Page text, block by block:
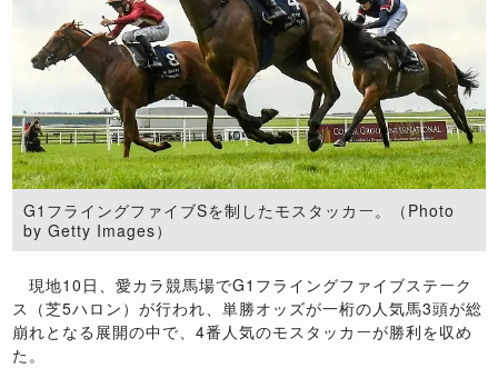
G1フライングファイブSを制したモスタッカー。（Photo
by Getty Images）
現地10日、愛カラ競馬場でG1フライングファイブステーク
ス（芝5ハロン）が行われ、単勝オッズが一桁の人気馬3頭が総
崩れとなる展開の中で、4番人気のモスタッカーが勝利を収め
た。